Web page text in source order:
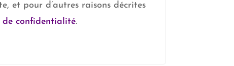
et pour d’autres raisons décrites
confidentialité.